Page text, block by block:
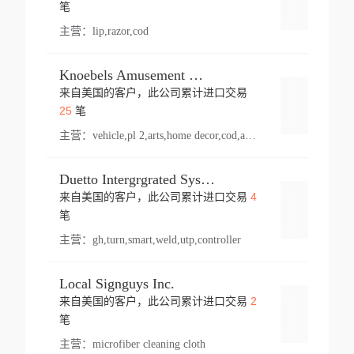
笔
主营： lip,razor,cod
Knoebels Amusement Resort
来自美国的客户，此公司累计进口交易
25笔
主营： vehicle,pl 2,arts,home decor,cod,amusement ride,sea
Duetto Intergrgrated Systems Inc.
来自美国的客户，此公司累计进口交易 4
笔
主营： gh,turn,smart,weld,utp,controller
Local Signguys Inc.
来自美国的客户，此公司累计进口交易 2
笔
主营： microfiber cleaning cloth